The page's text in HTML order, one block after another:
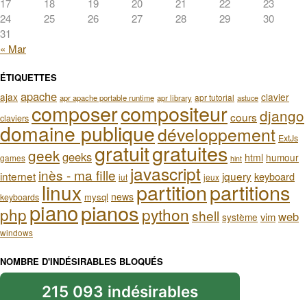
17
18 19 20 21 22
23
24
25 26 27 28 29
30
31
« Mar
ÉTIQUETTES
ajax apache apr apache portable runtime apr library apr tutorial astuce clavier
claviers composercompositeurcours django
domaine publiquedéveloppement ExtJs
games geekgeeksgratuitgratuites hint html humour
internet inès - ma fille iut javascript jeux jquerykeyboard
keyboards linux mysql news partitionpartitions
phppianopianospython shell système vimweb
windows
NOMBRE D'INDÉSIRABLES BLOQUÉS
215 093 indésirables